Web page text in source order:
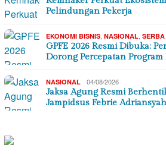
Pelindungan Pekerja
EKONOMI BISNIS NASIONAL
GPFE 2026 Resmi Dibuka:
Dorong Percepatan Program
NASIONAL 04/08/2026
Jaksa Agung Resmi
Jampidsus Febrie Adriansyah